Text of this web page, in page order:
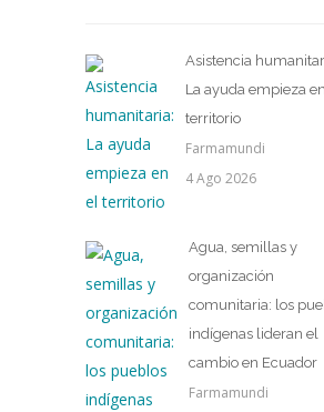
Asistencia
La ayuda empieza
territorio
Farmamundi
4 Ago 2026
Agua, semillas y
organización
comunitaria: los
indígenas lideran el
cambio en Ecuador
Farmamundi